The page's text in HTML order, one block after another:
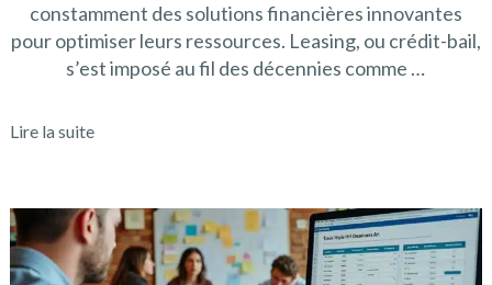
constamment des solutions financières innovantes
pour optimiser leurs ressources. Leasing, ou crédit-bail,
s’est imposé au fil des décennies comme …
Lire la suite